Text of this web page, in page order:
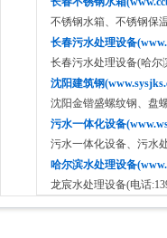
不锈钢水箱、不锈钢保
长春污水处理设备
长春污水处理设备(哈尔
沈阳建筑钢
沈阳金锴盛螺纹钢、盘
污水一体化设备
污水一体化设备、污水
哈尔滨水处理设备
龙宸水处理设备(电话